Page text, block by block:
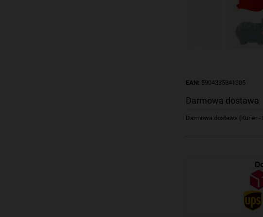
EAN: 5904335841305
Darmowa dostawa
Darmowa dostawa (Kurier -